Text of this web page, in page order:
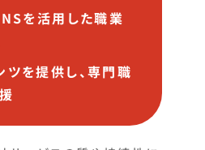
を活用した職業
ツを提供し、専門職